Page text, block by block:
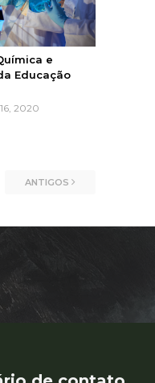
e
Educação
2020
ANTIGOS